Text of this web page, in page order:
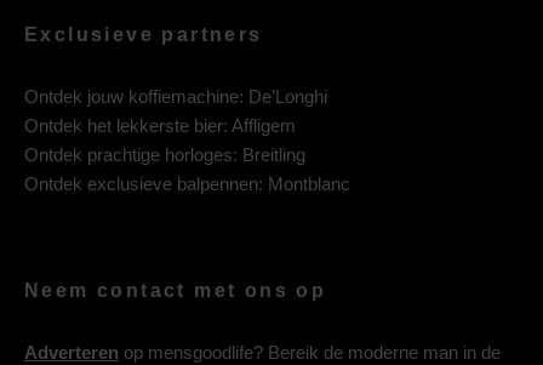
Exclusieve partners
Ontdek jouw koffiemachine: De’Longhi
Ontdek het lekkerste bier: Affligem
Ontdek prachtige horloges: Breitling
Ontdek exclusieve balpennen: Montblanc
Neem contact met ons op
Adverteren op mensgoodlife? Bereik de moderne man in de